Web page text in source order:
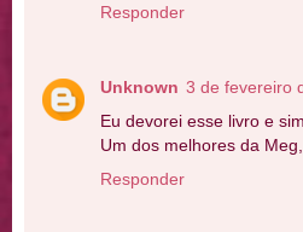
Responder
Unknown 3 de fevereiro
Eu devorei esse livro e
Um dos melhores da
Responder